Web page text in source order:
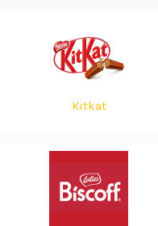
Kitkat